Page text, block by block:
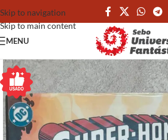
Skip to navigation
Skip to main content
MENU